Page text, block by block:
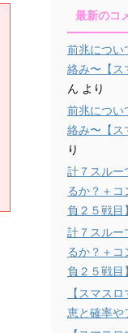
最新のコ
前兆につい
絡み〜【ス
ん より
前兆につい
絡み〜【ス
り
計７スルー
るか？＋
負２５戦目】
計７スルー
るか？＋
負２５戦目】
【スマス
恵と確率や